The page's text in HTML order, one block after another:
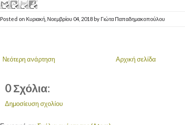
Posted on Κυριακή, Νοεμβρίου 04, 2018 by Γιώτα Παπαδημακοπούλου
Νεότερη ανάρτηση Αρχική σελίδα
0 Σχόλια:
Δημοσίευση σχολίου